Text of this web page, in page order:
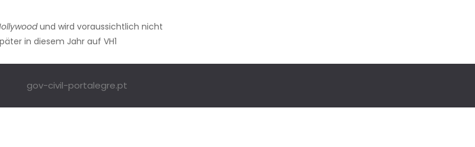
und wird voraussichtlich nicht
in diesem Jahr auf VH1
gov-civil-portalegre.pt